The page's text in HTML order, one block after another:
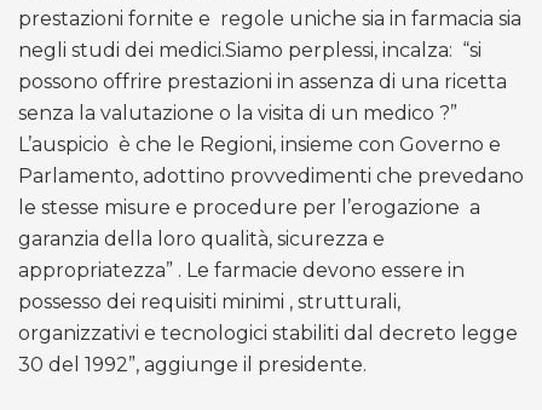
prestazioni fornite e regole uniche sia in farmacia sia
negli studi dei medici.Siamo perplessi, incalza: “si
possono offrire prestazioni in assenza di una ricetta
senza la valutazione o la visita di un medico ?”
L’auspicio è che le Regioni, insieme con Governo e
Parlamento, adottino provvedimenti che prevedano
le stesse misure e procedure per l’erogazione a
garanzia della loro qualità, sicurezza e
appropriatezza” . Le farmacie devono essere in
possesso dei requisiti minimi , strutturali,
organizzativi e tecnologici stabiliti dal decreto legge
30 del 1992”, aggiunge il presidente.